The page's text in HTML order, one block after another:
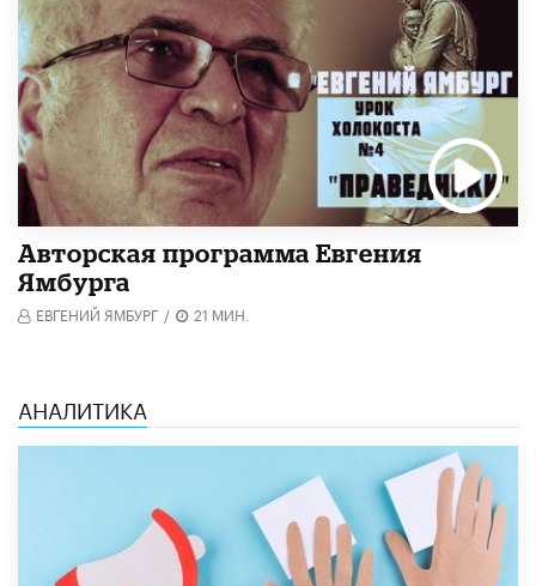
Авторская программа Евгения
Ямбурга
ЕВГЕНИЙ ЯМБУРГ / 21 МИН.
АНАЛИТИКА